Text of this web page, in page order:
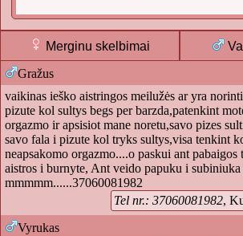
Merginu skelbimai
Gražus
vaikinas ieško aistringos meilužės ar yra
pizute kol sultys begs per barzda,patenkint
orgazmo ir apsisiot mane noretu,savo pizes
savo fala i pizute kol tryks sultys,visa tenkint
neapsakomo orgazmo....o paskui ant pabaigos
aistros i burnyte, Ant veido papuku i
mmmmm......37060081982
Tel nr.: 37060081982,
Vyrukas